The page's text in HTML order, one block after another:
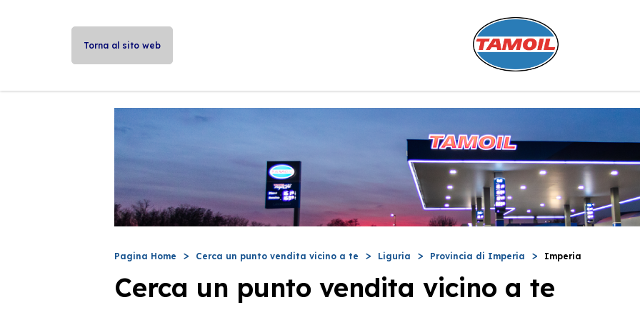
Torna al sito web
Pagina Home Cerca un punto vendita vicino a te Liguria Provincia di Imperia Imperia
Cerca un punto vendita vicino a te